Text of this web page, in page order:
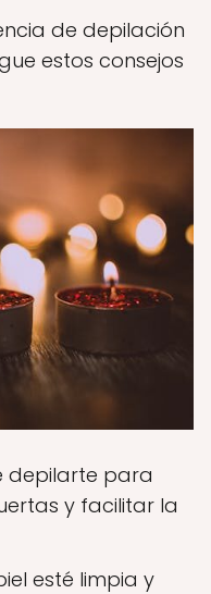
de depilación
estos consejos
depilarte para
y facilitar la
esté limpia y